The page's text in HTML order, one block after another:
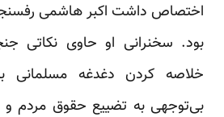
اختصاص داشت اکبر هاشمی
بود. سخنرانی او حاوی نکاتی
خلاصه کردن دغدغه مسلمانی
بی‌توجهی به تضییع حقوق مردم و